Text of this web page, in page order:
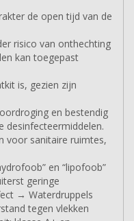
de open tijd van de
risico van onthechting
kan toegepast
is, gezien zijn
en bestendig
desinfecteermiddelen.
voor sanitaire ruimtes,
en “lipofoob”
geringe
→ Waterdruppels
tegen vlekken